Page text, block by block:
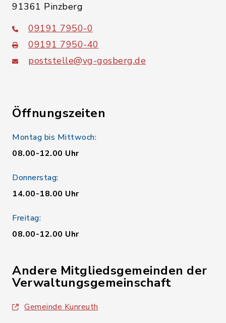
91361 Pinzberg
09191 7950-0
09191 7950-40
poststelle@vg-gosberg.de
Öffnungszeiten
Montag bis Mittwoch:
08.00-12.00 Uhr
Donnerstag:
14.00-18.00 Uhr
Freitag:
08.00-12.00 Uhr
Andere Mitgliedsgemeinden der
Verwaltungsgemeinschaft
Gemeinde Kunreuth